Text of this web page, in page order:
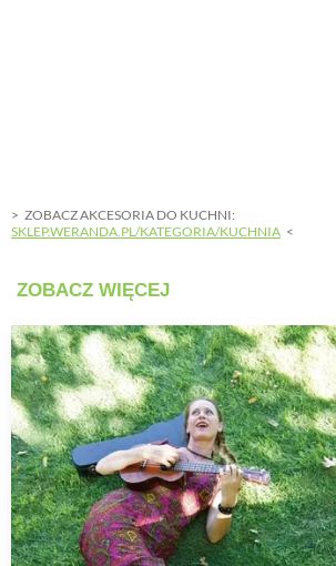
ZOBACZ AKCESORIA DO KUCHNI:
SKLEP.WERANDA.PL/KATEGORIA/KUCHNIA